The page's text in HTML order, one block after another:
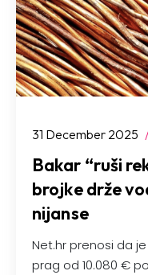
31 December 2025
Bakar “ruši
brojke drže
nijanse
Net.hr prenosi da
prag od 10.080 €